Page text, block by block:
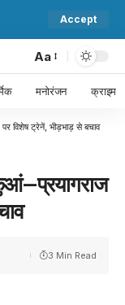
Accept
Aa
मनोरंजन क्राइम
विशेष ट्रेनें, भीड़भाड़ से बचाव
3 Min Read